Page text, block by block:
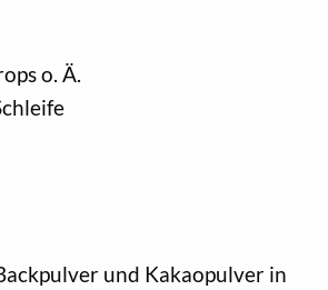
o. Ä.
und Kakaopulver in